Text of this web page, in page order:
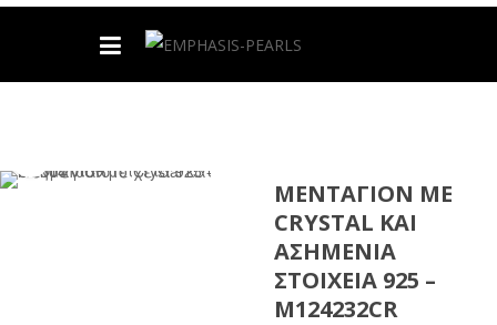
ΜΕΝΤΑΓΙΌΝ ΜΕ
CRYSTAL ΚΑΙ
ΑΣΗΜΈΝΙΑ
ΣΤΟΙΧΕΊΑ 925 –
M124232CR